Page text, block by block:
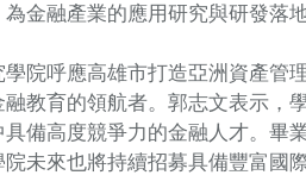
金融產業的應用研究與研發落
院呼應高雄市打造亞洲資產管
教育的領航者。郭志文表示，
備高度競爭力的金融人才。畢
未來也將持續招募具備豐富國